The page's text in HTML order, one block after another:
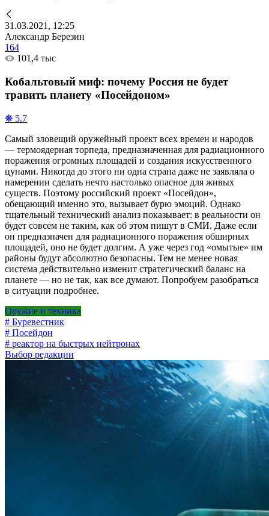
31.03.2021, 12:25
Александр Березин
164
101,4 тыс
Кобальтовый миф: почему Россия не будет
травить планету «Посейдоном»
❋ 5.7
Самый зловещий оружейный проект всех времен и народов
— термоядерная торпеда, предназначенная для радиационного
поражения огромных площадей и создания искусственного
цунами. Никогда до этого ни одна страна даже не заявляла о
намерении сделать нечто настолько опасное для живых
существ. Поэтому российский проект «Посейдон»,
обещающий именно это, вызывает бурю эмоций. Однако
тщательный технический анализ показывает: в реальности он
будет совсем не таким, как об этом пишут в СМИ. Даже если
он предназначен для радиационного поражения обширных
площадей, оно не будет долгим. А уже через год «омытые» им
районы будут абсолютно безопасны. Тем не менее новая
система действительно изменит стратегический баланс на
планете — но не так, как все думают. Попробуем разобраться
в ситуации подробнее.
Оружие и техника
# Буревестник
# Посейдон
# реактор на быстрых нейтронах
Выбор редакции